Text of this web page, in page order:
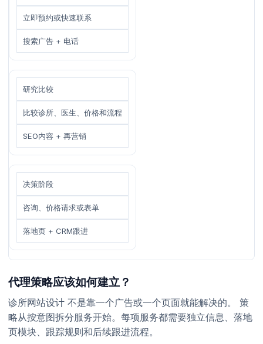
立即预约或快速联系
搜索广告 + 电话
研究比较
比较诊所、医生、价格和流程
SEO内容 + 再营销
决策阶段
咨询、价格请求或表单
落地页 + CRM跟进
代理策略应该如何建立？
诊所网站设计 不是靠一个广告或一个页面就能解决的。 策
略从按意图拆分服务开始。每项服务都需要独立信息、落地
页模块、跟踪规则和后续跟进流程。